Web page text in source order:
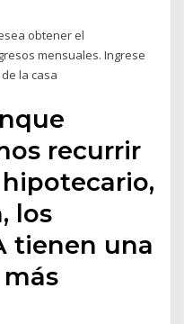
obtener el
mensuales. Ingrese
la casa
recurrir
los
tienen una